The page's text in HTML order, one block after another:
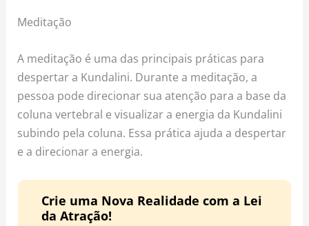
Meditação
A meditação é uma das principais práticas para
despertar a Kundalini. Durante a meditação, a
pessoa pode direcionar sua atenção para a base da
coluna vertebral e visualizar a energia da Kundalini
subindo pela coluna. Essa prática ajuda a despertar
e a direcionar a energia.
Crie uma Nova Realidade com a Lei
da Atração!